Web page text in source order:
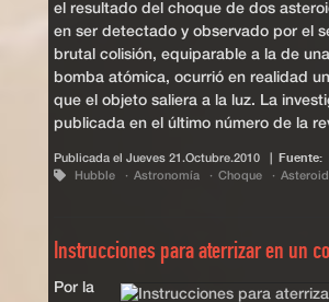
el resultado del choque de dos
en ser detectado y observado por el
brutal colisión, equiparable a la de
bomba atómica, ocurrió en realidad
que el objeto saliera a la luz. La
publicada en el último número de la
Publicada el Jueves 21.Octubre.2010 Fuente:
Hubble
Astronomía Choque
Instrucciones para aterrizar en un
Por la